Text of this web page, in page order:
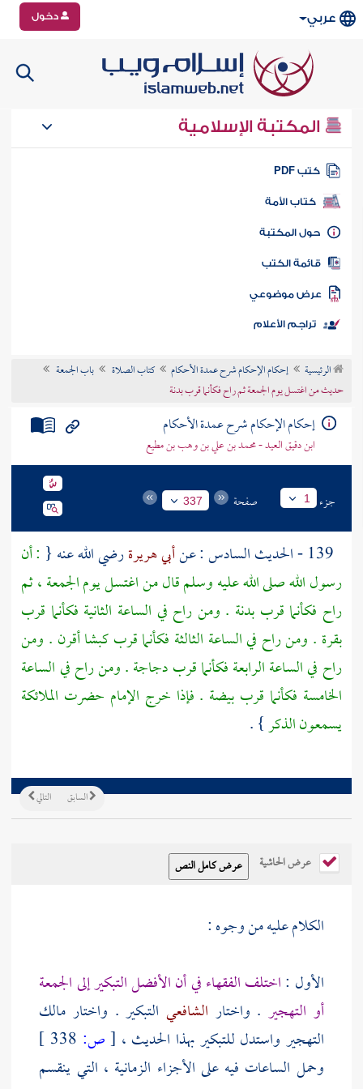
عربي دخول
المكتبة الإسلامية
كتب PDF
كتاب الأمة
المكتبة
الكتب
موضوعي
تراجم الأعلام
الرئيسية إحكام الإحكام شرح عمدة الأحكام كتاب الصلاة
باب الجمعة
حديث من اغتسل يوم الجمعة ثم راح فكأنما قرب بدنة
إحكام الإحكام شرح عمدة الأحكام
ابن دقيق العيد - محمد بن علي بن وهب بن مطيع
جزء 1 صفحة 337
أبي هريرةرضي الله عنه { : أن
رسول الله صلى الله عليه وسلم قال من اغتسل يوم الجمعة ، ثم
راح فكأنما قرب بدنة . ومن راح في الساعة الثانية فكأنما قرب
بقرة . ومن راح في الساعة الثالثة فكأنما قرب كبشا أقرن . ومن
راح في الساعة الرابعة فكأنما قرب دجاجة . ومن راح في الساعة
الخامسة فكأنما قرب بيضة . فإذا خرج الإمام حضرت الملائكة
يسمعون الذكر} .
التالي السابق
عرض الحاشية
الكلام عليه من وجوه :
الأول :اختلف الفقهاء في أن الأفضل التبكير إلى الجمعة
أو التهجير . واختار الشافعي التبكير . واختار مالك
التهجير واستدل للتبكير بهذا الحديث ، [ص:
وحمل الساعات فيه على الأجزاء الزمانية ، التي ينقسم